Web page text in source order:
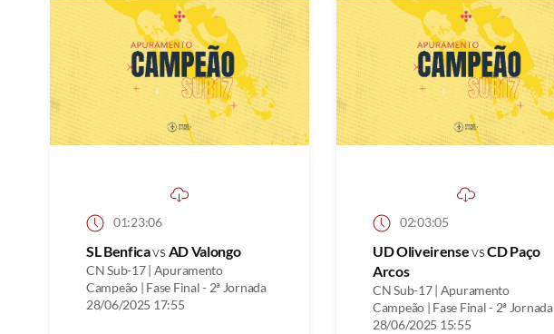
01:23:06
SL Benficavs AD Valongo
CN Sub-17 | Apuramento
Campeão | Fase Final - 2ª Jornada
28/06/2025 17:55
02:03:05
UD OliveirensevsCD Paço
Arcos
CN Sub-17 | Apuramento
Campeão | Fase Final - 2ª Jornada
28/06/2025 15:55